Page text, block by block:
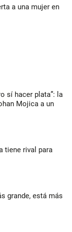
a una mujer en
sí hacer plata”: la
Mojica a un
tiene rival para
grande, está más